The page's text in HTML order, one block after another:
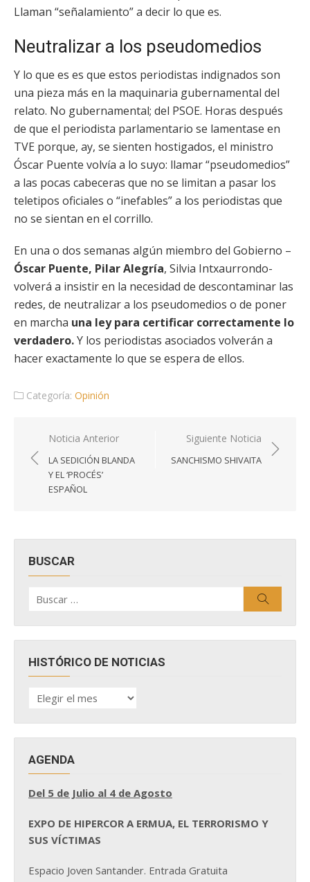
Llaman “señalamiento” a decir lo que es.
Neutralizar a los pseudomedios
Y lo que es es que estos periodistas indignados son
una pieza más en la maquinaria gubernamental del
relato. No gubernamental; del PSOE. Horas después
de que el periodista parlamentario se lamentase en
TVE porque, ay, se sienten hostigados, el ministro
Óscar Puente volvía a lo suyo: llamar “pseudomedios”
a las pocas cabeceras que no se limitan a pasar los
teletipos oficiales o “inefables” a los periodistas que
no se sientan en el corrillo.
En una o dos semanas algún miembro del Gobierno –
Óscar Puente, Pilar Alegría, Silvia Intxaurrondo-
volverá a insistir en la necesidad de descontaminar las
redes, de neutralizar a los pseudomedios o de poner
en marcha una ley para certificar correctamente lo
verdadero.Y los periodistas asociados volverán a
hacer exactamente lo que se espera de ellos.
Categoría: Opinión
Navegación
de
entradas
Noticia Anterior
LA SEDICIÓN BLANDA
Y EL ‘PROCÉS’
ESPAÑOL
Siguiente Noticia
SANCHISMO SHIVAITA
BUSCAR
por:
HISTÓRICO DE NOTICIAS
HISTÓRICO
DE
AGENDA
Del 5 de Julio al 4 de Agosto
EXPO DE HIPERCOR A ERMUA, EL TERRORISMO Y
SUS VÍCTIMAS
Espacio Joven Santander. Entrada Gratuita